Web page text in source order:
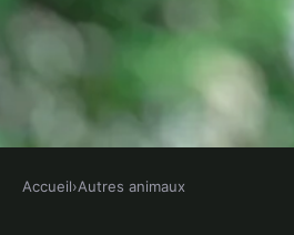
Accueil›Autres animaux